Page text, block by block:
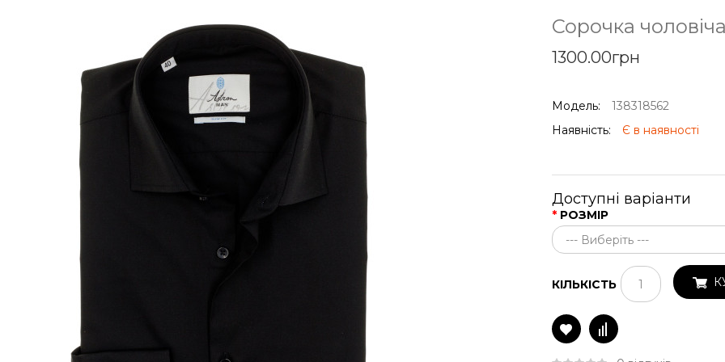
Сорочка чоловіча
1300.00грн
Модель:
138318562
Наявність:
Є в наявності
Доступні варіанти
РОЗМІР
КІЛЬКІСТЬ